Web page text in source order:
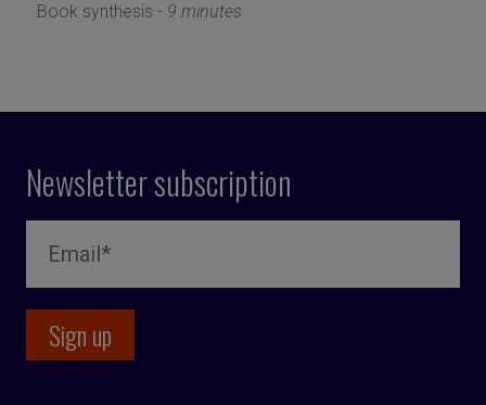
Book synthesis - 9 minutes
Newsletter subscription